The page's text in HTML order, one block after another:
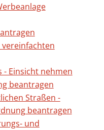
- Einsicht nehmen
beantragen
Straßen -
beantragen
und